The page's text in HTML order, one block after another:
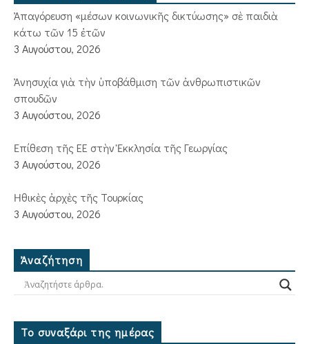
Ἀπαγόρευση «μέσων κοινωνικῆς δικτύωσης» σὲ παιδιὰ
κάτω τῶν 15 ἐτῶν
3 Αυγούστου, 2026
Ἀνησυχία γιὰ τὴν ὑποβάθμιση τῶν ἀνθρωπιστικῶν
σπουδῶν
3 Αυγούστου, 2026
Ἐπίθεση τῆς ΕΕ στὴν Ἐκκλησία τῆς Γεωργίας
3 Αυγούστου, 2026
Ἠθικὲς ἀρχὲς τῆς Τουρκίας
3 Αυγούστου, 2026
Ἀναζήτηση
Το συναξάρι της ημέρας